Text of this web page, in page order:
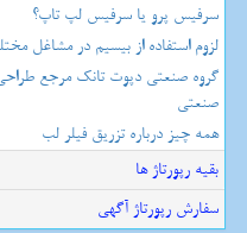
سرفیس پرو یا سرفیس لپ تاپ؟
لزوم استفاده از بیسیم در مشاغل
گروه صنعتی دپوت تانک مرجع
صنعتی
همه چیز درباره تزریق فیلر لب
بقیه رپورتاژ ها
سفارش رپورتاژ آگهی